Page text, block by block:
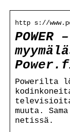
http s://
Powerilta
muuta.
netissä.